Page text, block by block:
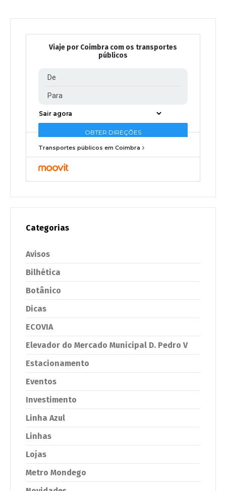
Viaje por Coimbra com os transportes
públicos
Transportes públicos em Coimbra
Categorias
Avisos
Bilhética
Botânico
Dicas
ECOVIA
Elevador do Mercado Municipal D. Pedro V
Estacionamento
Eventos
Investimento
Linha Azul
Linhas
Lojas
Metro Mondego